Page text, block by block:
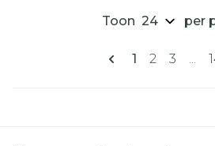
U lees
1 Pagina
2 3 ...
Toon per